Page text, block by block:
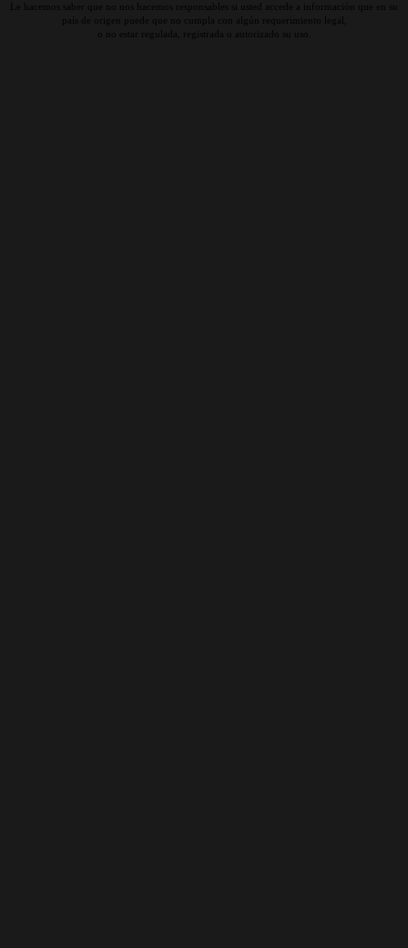
Le hacemos saber que no nos hacemos responsables si usted accede a información que en su
país de origen puede que no cumpla con algún requerimiento legal,
o no estar regulada, registrada o autorizado su uso.